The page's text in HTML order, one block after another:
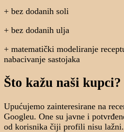
+ bez dodanih soli
+ bez dodanih ulja
+ matematički modeliranje
nabacivanje sastojaka
Što kažu naši kupci?
Upućujemo zainteresirane na
Googleu. One su javne i
od korisnika čiji profili nisu lažni.